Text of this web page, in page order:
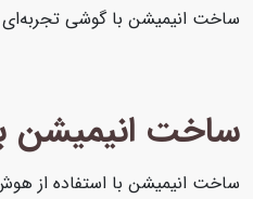
ساخت انیمیشن با گوشی تجربه‌ای
ساخت
ساخت انیمیشن با استفاده از